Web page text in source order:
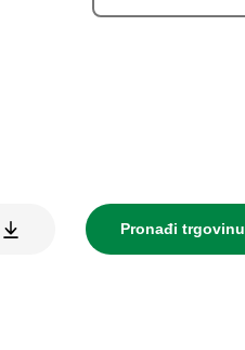
Pronađi trgovinu